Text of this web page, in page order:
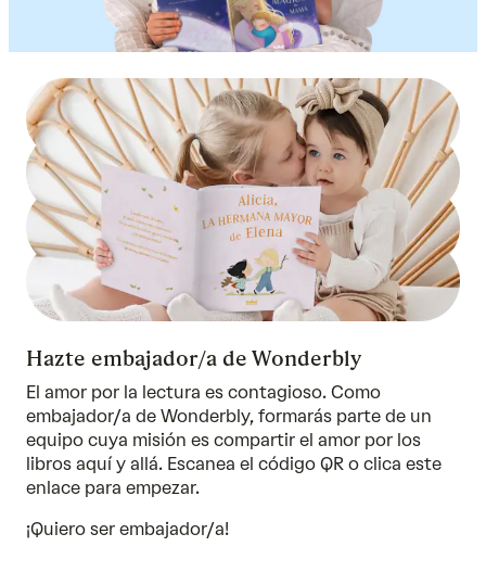
Hazte embajador/a de Wonderbly
El amor por la lectura es contagioso. Como
embajador/a de Wonderbly, formarás parte de un
equipo cuya misión es compartir el amor por los
libros aquí y allá. Escanea el código QR o clica este
enlace para empezar.
¡Quiero ser embajador/a!